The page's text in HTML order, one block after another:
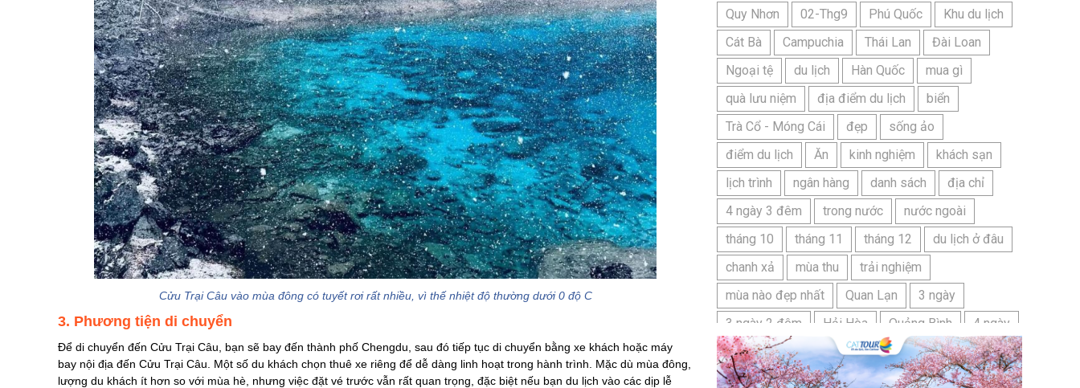
Cửu Trại Câu vào mùa đông có tuyết rơi rất nhiều, vì thế nhiệt độ thường dưới 0 độ C
3. Phương tiện di chuyển
Để di chuyển đến Cửu Trại Câu, bạn sẽ bay đến thành phố Chengdu, sau đó tiếp tục di chuyển bằng xe khách hoặc máy
bay nội địa đến Cửu Trại Câu. Một số du khách chọn thuê xe riêng để dễ dàng linh hoạt trong hành trình. Mặc dù mùa đông,
lượng du khách ít hơn so với mùa hè, nhưng việc đặt vé trước vẫn rất quan trọng, đặc biệt nếu bạn du lịch vào các dịp lễ
Quy Nhơn 02-Thg9 Phú Quốc
Khu du lịch
Cát Bà
Campuchia Thái Lan
Đài Loan
Ngoại tệ
du lịch Hàn Quốc
mua gì
quà lưu niệm
địa điểm du lịch
biển
Trà Cổ - Móng Cái
đẹp
sống ảo
điểm du lịch
Ăn kinh nghiệm
khách sạn
lịch trình
ngân hàng danh sách
địa chỉ
4 ngày 3 đêm
trong nước
nước ngoài
tháng 10
tháng 11 tháng 12
du lịch ở đâu
chanh xả
mùa thu
trải nghiệm
mùa nào đẹp nhất
Quan Lạn
3 ngày
3 ngày 2 đêm
Hải Hòa Quảng Bình
4 ngày
Bangkok
Bí quyết Hải Tiến
Ninh Bình
Nhật Bản
du lịch sầm sơn cần chuẩn bị gì